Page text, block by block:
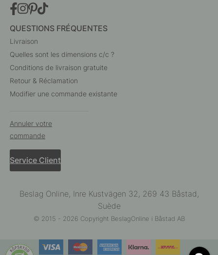
QUESTIONS FRÉQUENTES
Livraison
Quelles sont les dimensions c/c ?
Conditions de livraison gratuite
Retour & Réclamation
Modifier une commande existante
Annuler votre
commande
Service Client
Beslag Online, Inre Kustvägen 32, 269 43 Båstad,
Suède
© 2015 - 2026 Copyright BeslagOnline i Båstad AB